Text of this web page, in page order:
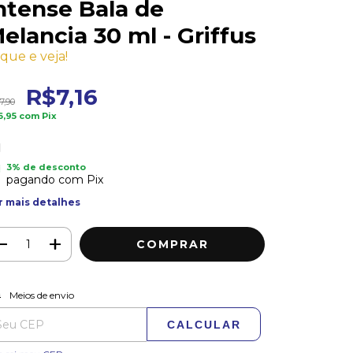
Bala de
30 ml - Griffus
e veja!
R$7,16
com Pix
3% de desconto
pagando com Pix
mais detalhes
para o CEP:
Meios de envio
CALCULAR